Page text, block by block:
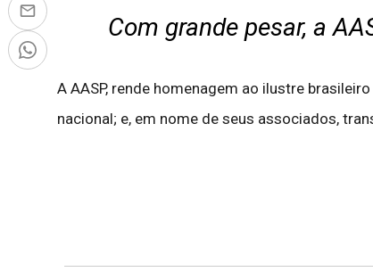
Com grande pesar, a
A AASP, rende homenagem ao ilustre
nacional; e, em nome de seus associados,